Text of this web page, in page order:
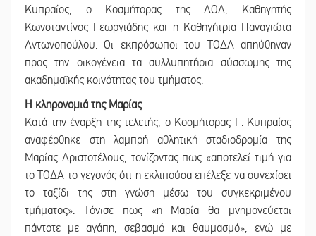
Κυπραίος, ο Κοσμήτορας της ΔΟΑ, Καθηγητής
Κωνσταντίνος Γεωργιάδης και η Καθηγήτρια Παναγιώτα
Αντωνοπούλου. Οι εκπρόσωποι του ΤΟΔΑ απηύθηναν
προς την οικογένεια τα συλλυπητήρια σύσσωμης της
ακαδημαϊκής κοινότητας του τμήματος.
Η κληρονομιά της Μαρίας
Κατά την έναρξη της τελετής, ο Κοσμήτορας Γ. Κυπραίος
αναφέρθηκε στη λαμπρή αθλητική σταδιοδρομία της
Μαρίας Αριστοτέλους, τονίζοντας πως «αποτελεί τιμή για
το ΤΟΔΑ το γεγονός ότι η εκλιπούσα επέλεξε να συνεχίσει
το ταξίδι της στη γνώση μέσω του συγκεκριμένου
τμήματος». Τόνισε πως «η Μαρία θα μνημονεύεται
πάντοτε με αγάπη, σεβασμό και θαυμασμό», ενώ με